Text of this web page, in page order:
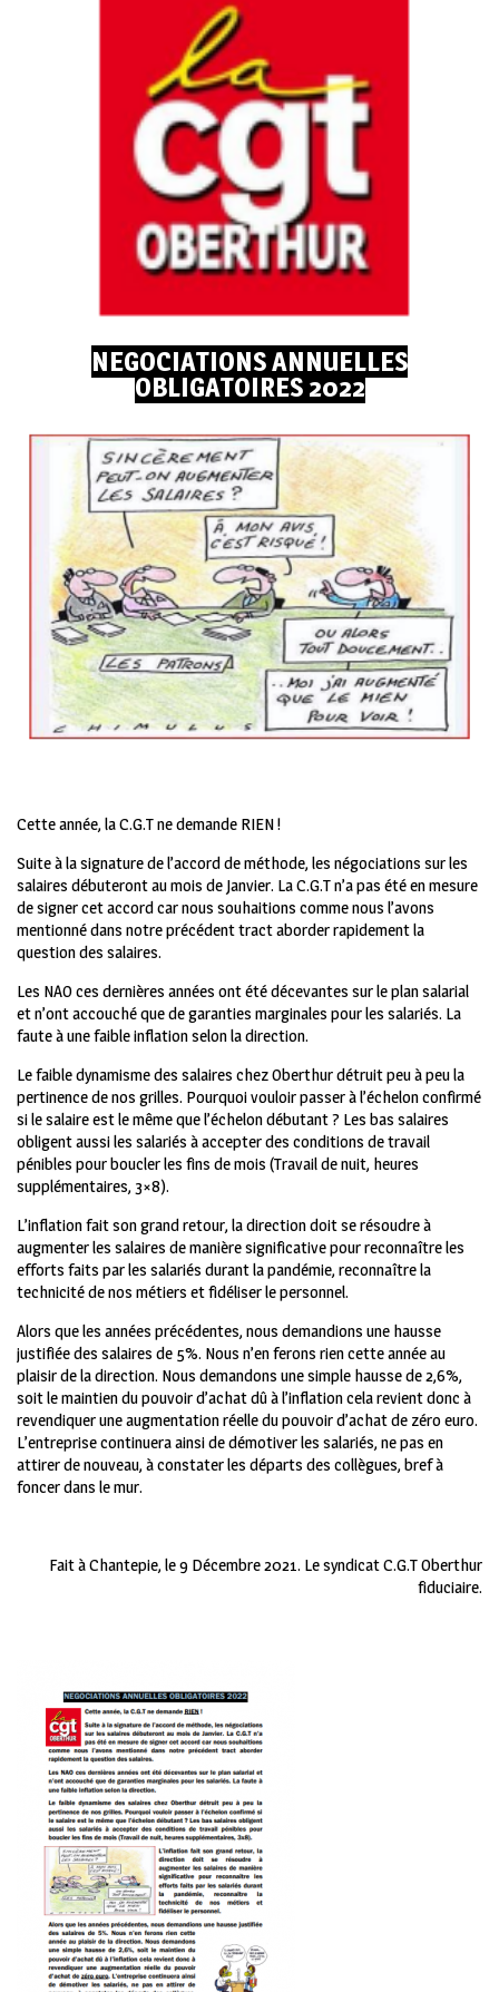
NEGOCIATIONS ANNUELLES
OBLIGATOIRES 2022
Cette année, la C.G.T ne demande RIEN !
Suite à la signature de l’accord de méthode, les négociations sur les
salaires débuteront au mois de Janvier. La C.G.T n’a pas été en mesure
de signer cet accord car nous souhaitions comme nous l’avons
mentionné dans notre précédent tract aborder rapidement la
question des salaires.
Les NAO ces dernières années ont été décevantes sur le plan salarial
et n’ont accouché que de garanties marginales pour les salariés. La
faute à une faible inflation selon la direction.
Le faible dynamisme des salaires chez Oberthur détruit peu à peu la
pertinence de nos grilles. Pourquoi vouloir passer à l’échelon confirmé
si le salaire est le même que l’échelon débutant ? Les bas salaires
obligent aussi les salariés à accepter des conditions de travail
pénibles pour boucler les fins de mois (Travail de nuit, heures
supplémentaires, 3×8).
L’inflation fait son grand retour, la direction doit se résoudre à
augmenter les salaires de manière significative pour reconnaître les
efforts faits par les salariés durant la pandémie, reconnaître la
technicité de nos métiers et fidéliser le personnel.
Alors que les années précédentes, nous demandions une hausse
justifiée des salaires de 5%. Nous n’en ferons rien cette année au
plaisir de la direction. Nous demandons une simple hausse de 2,6%,
soit le maintien du pouvoir d’achat dû à l’inflation cela revient donc à
revendiquer une augmentation réelle du pouvoir d’achat de zéro euro.
L’entreprise continuera ainsi de démotiver les salariés, ne pas en
attirer de nouveau, à constater les départs des collègues, bref à
foncer dans le mur.
Fait à Chantepie, le 9 Décembre 2021. Le syndicat C.G.T Oberthur
fiduciaire.